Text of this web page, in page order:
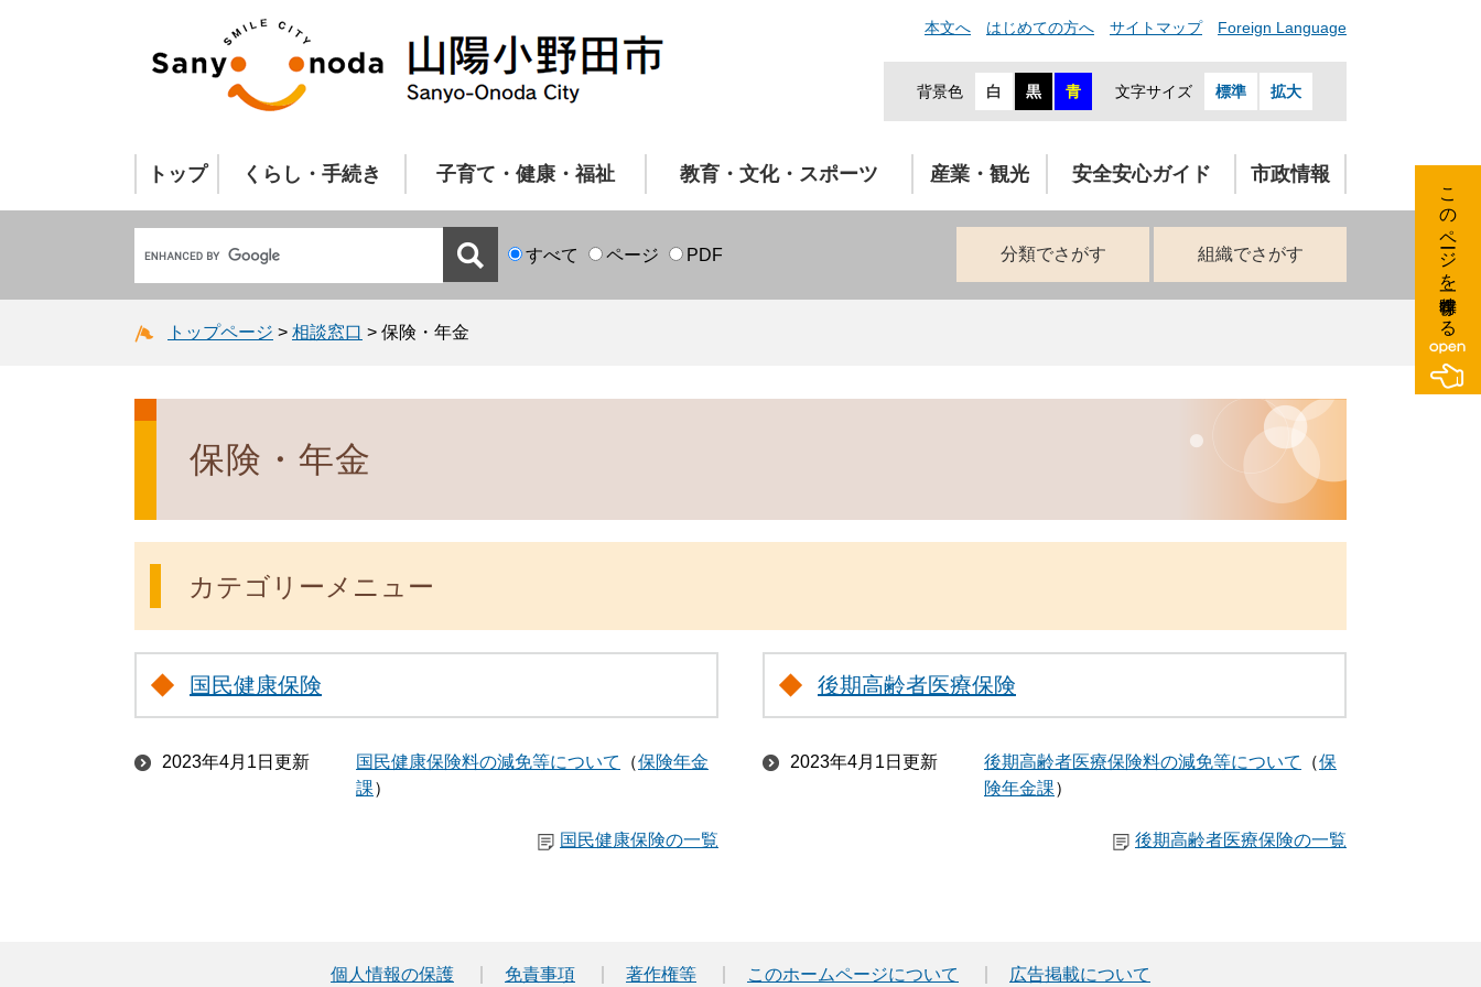
本文へ はじめての方へ サイトマップ Foreign Language
背景色 白 黒 青 文字サイズ 標準 拡大
トップ くらし・手続き 子育て・健康・福祉 教育・文化・スポーツ 産業・観光 安全安心ガイド 市政情報
すべて ページ PDF 分類でさがす 組織でさがす
トップページ > 相談窓口 > 保険・年金
保険・年金
カテゴリーメニュー
国民健康保険
2023年4月1日更新 国民健康保険料の減免等について
保険年金
課
国民健康保険の一覧
後期高齢者医療保険
2023年4月1日更新 後期高齢者医療保険料の減免等について
保
険年金課
後期高齢者医療保険の一覧
個人情報の保護 免責事項 著作権等 このホームページについて 広告掲載について
このページを一時保存する